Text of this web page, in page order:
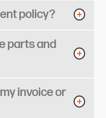
parts and
invoice or